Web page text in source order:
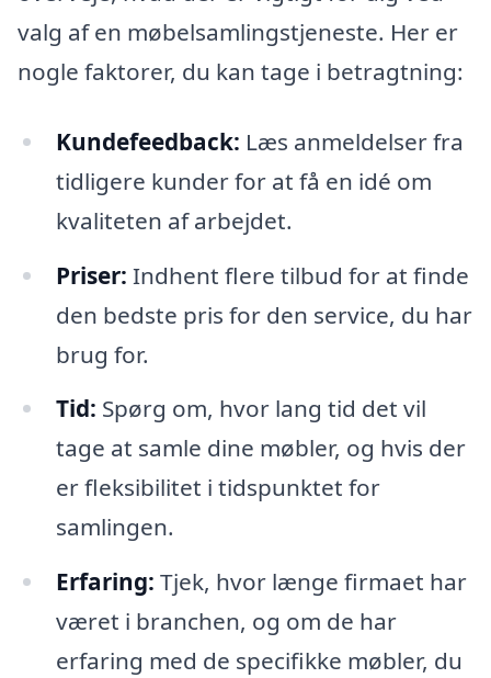
valg af en møbelsamlingstjeneste. Her er
nogle faktorer, du kan tage i betragtning:
Kundefeedback: Læs anmeldelser fra
tidligere kunder for at få en idé om
kvaliteten af arbejdet.
Priser: Indhent flere tilbud for at finde
den bedste pris for den service, du har
brug for.
Tid: Spørg om, hvor lang tid det vil
tage at samle dine møbler, og hvis der
er fleksibilitet i tidspunktet for
samlingen.
Erfaring: Tjek, hvor længe firmaet har
været i branchen, og om de har
erfaring med de specifikke møbler, du